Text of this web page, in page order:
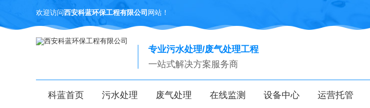
欢迎访问西安科蓝环保工程有限公司 网站！
专业污水处理/废气处理工程
一站式解决方案服务商
科蓝首页 污水处理 废气处理 在线监测 设备中心 运营托管